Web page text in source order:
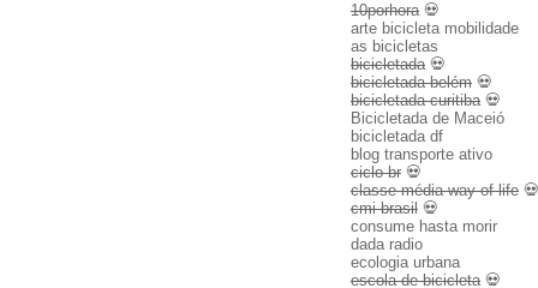
10porhora💀
arte bicicleta mobilidade
as bicicletas
bicicletada💀
bicicletada belém 💀
bicicletada curitiba💀
Bicicletada de Maceió
bicicletada df
blog transporte ativo
ciclo br 💀
classe média way of life 💀
cmi brasil 💀
consume hasta morir
dada radio
ecologia urbana
escola de bicicleta💀